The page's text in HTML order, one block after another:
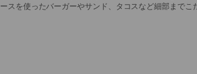
ースを使ったバーガーやサンド、タコスなど細部までこ